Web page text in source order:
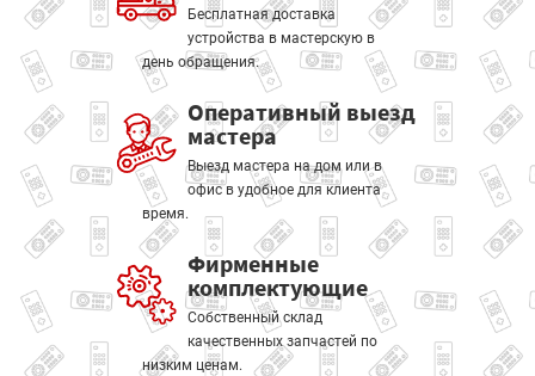
Бесплатная доставка
устройства в мастерскую в
день обращения.
Оперативный выезд
мастера
Выезд мастера на дом или в
офис в удобное для клиента
время.
Фирменные
комплектующие
Собственный склад
качественных запчастей по
низким ценам.